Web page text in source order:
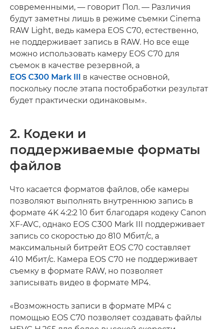
современными, — говорит Пол. — Различия
будут заметны лишь в режиме съемки Cinema
RAW Light, ведь камера EOS C70, естественно,
не поддерживает запись в RAW. Но все еще
можно использовать камеру EOS C70 для
съемок в качестве резервной, а
EOS C300 Mark III в качестве основной,
поскольку после этапа постобработки результат
будет практически одинаковым».
2. Кодеки и
поддерживаемые форматы
файлов
Что касается форматов файлов, обе камеры
позволяют выполнять внутреннюю запись в
формате 4K 4:2:2 10 бит благодаря кодеку Canon
XF-AVC, однако EOS C300 Mark III поддерживает
запись со скоростью до 810 Мбит/с, а
максимальный битрейт EOS C70 составляет
410 Мбит/с. Камера EOS C70 не поддерживает
съемку в формате RAW, но позволяет
записывать видео в формате MP4.
«Возможность записи в формате MP4 с
помощью EOS C70 позволяет создавать файлы